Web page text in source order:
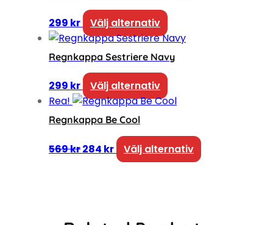
299 kr Välj alternativ
Regnkappa Sestriere Navy
299 kr Välj alternativ
Rea!
Regnkappa Be Cool
569krDet ursprungliga priset var: 569 kr.
284 krDet nuvarande priset är: 284
Välj alternativ